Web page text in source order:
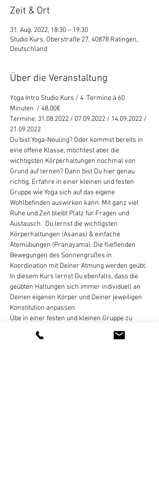
Zeit & Ort
31. Aug. 2022, 18:30 – 19:30
Studio Kurs, Oberstraße 27, 40878 Ratingen,
Deutschland
Über die Veranstaltung
Yoga Intro Studio Kurs / 4  Termine à 60
Minuten  / 48,00€
Termine: 31.08.2022 / 07.09.2022 / 14.09.2022 /
21.09.2022
Du bist Yoga-Neuling? Oder kommst bereits in
eine offene Klasse, möchtest aber die
wichtigsten Körperhaltungen nochmal von
Grund auf lernen? Dann bist Du hier genau
richtig. Erfahre in einer kleinen und festen
Gruppe wie Yoga sich auf das eigene
Wohlbefinden auswirken kann. Mit ganz viel
Ruhe und Zeit bleibt Platz für Fragen und
Austausch.  Du lernst die wichtigsten
Körperhaltungen (Asanas) & einfache
Atemübungen (Pranayama). Die fließenden
Bewegungen des Sonnengrußes in
Koordination mit Deiner Atmung werden geübt.
In diesem Kurs lernst Du ebenfalls, dass die
geübten Haltungen sich immer individuell an
Deinen eigenen Körper und Deiner jeweiligen
Konstitution anpassen.
Übe in einer festen und kleinen Gruppe zu
einem festen Termin für einen idealen Einstieg!